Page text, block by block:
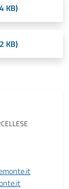
KB)
KB)